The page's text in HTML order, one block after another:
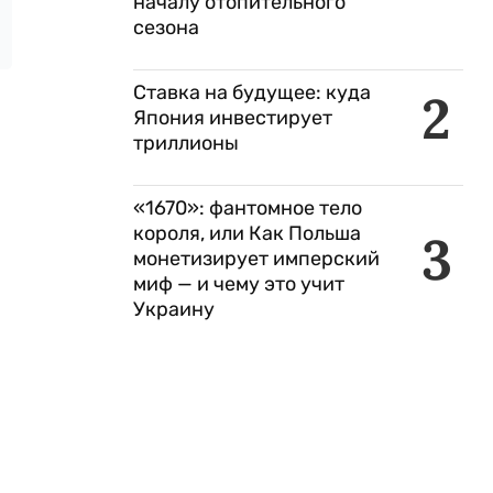
сезона
2
Ставка на будущее: куда
Япония инвестирует
триллионы
3
«1670»: фантомное тело
короля, или Как Польша
монетизирует имперский
миф — и чему это учит
Украину